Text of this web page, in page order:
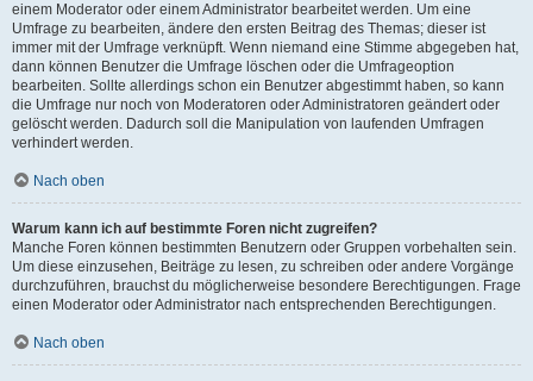
einem Moderator oder einem Administrator bearbeitet werden. Um eine
Umfrage zu bearbeiten, ändere den ersten Beitrag des Themas; dieser ist
immer mit der Umfrage verknüpft. Wenn niemand eine Stimme abgegeben hat,
dann können Benutzer die Umfrage löschen oder die Umfrageoption
bearbeiten. Sollte allerdings schon ein Benutzer abgestimmt haben, so kann
die Umfrage nur noch von Moderatoren oder Administratoren geändert oder
gelöscht werden. Dadurch soll die Manipulation von laufenden Umfragen
verhindert werden.
Nach oben
Warum kann ich auf bestimmte Foren nicht zugreifen?
Manche Foren können bestimmten Benutzern oder Gruppen vorbehalten sein.
Um diese einzusehen, Beiträge zu lesen, zu schreiben oder andere Vorgänge
durchzuführen, brauchst du möglicherweise besondere Berechtigungen. Frage
einen Moderator oder Administrator nach entsprechenden Berechtigungen.
Nach oben